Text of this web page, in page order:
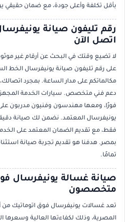
بأقل تكلفة وأعلى جودة، مع ضمان حقيقي
رقم تليفون صيانة
اتصل الآن
لا تضيع وقتك في البحث عن أرقام غير
على رقم تليفون صيانة يونيفرسال الخط
مكالماتكم على مدار الساعة. بمجرد
دعم فني متخصص. سيارات الخدمة
فورًا، ومعها مهندسون وفنيون مدربون
يونيفرسال المعتمد. نضمن لك صيانة
فقط، مع تقديم الضمان المعتمد على
بمصر. هدفنا هو تقديم تجربة صيانة
تمامًا.
صيانة غسالة يونيفرسال
متخصصون
تعد غسالات يونيفرسال فوق اتوماتيك من
المصرية، وذلك لكفاءتها العالية